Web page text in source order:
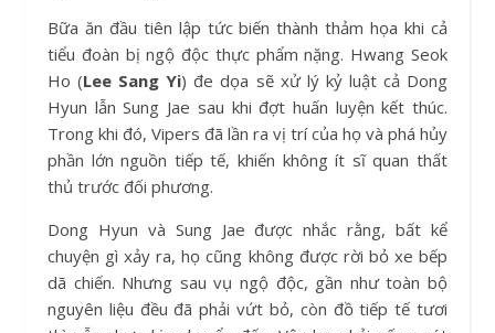
Bữa ăn đầu tiên lập tức biến thành thảm họa khi cả
tiểu đoàn bị ngộ độc thực phẩm nặng. Hwang Seok
Ho (Lee Sang Yi) đe dọa sẽ xử lý kỷ luật cả Dong
Hyun lẫn Sung Jae sau khi đợt huấn luyện kết thúc.
Trong khi đó, Vipers đã lần ra vị trí của họ và phá hủy
phần lớn nguồn tiếp tế, khiến không ít sĩ quan thất
thủ trước đối phương.
Dong Hyun và Sung Jae được nhắc rằng, bất kể
chuyện gì xảy ra, họ cũng không được rời bỏ xe bếp
dã chiến. Nhưng sau vụ ngộ độc, gần như toàn bộ
nguyên liệu đều đã phải vứt bỏ, còn đồ tiếp tế tươi